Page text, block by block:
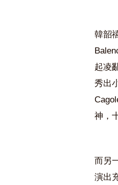
韓韶
起凌
秀出
神 ，
而另
演出